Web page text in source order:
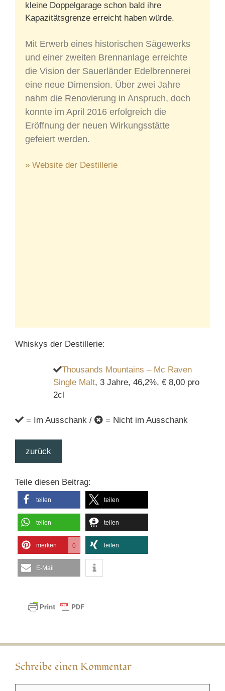
kleine Doppelgarage schon bald ihre
Kapazitätsgrenze erreicht haben würde.
Mit Erwerb eines historischen Sägewerks
und einer zweiten Brennanlage erreichte
die Vision der Sauerländer Edelbrennerei
eine neue Dimension. Über zwei Jahre
nahm die Renovierung in Anspruch, doch
konnte im April 2016 erfolgreich die
Eröffnung der neuen Wirkungsstätte
gefeiert werden.
» Website der Destillerie
Whiskys der Destillerie:
Thousands Mountains – Mc Raven
Single Malt, 3 Jahre, 46,2%, € 8,00 pro
2cl
= Im Ausschank / = Nicht im Ausschank
zurück
Teile diesen Beitrag:
teilen teilen
teilen teilen
merken 0 teilen
E-Mail
Schreibe einen Kommentar